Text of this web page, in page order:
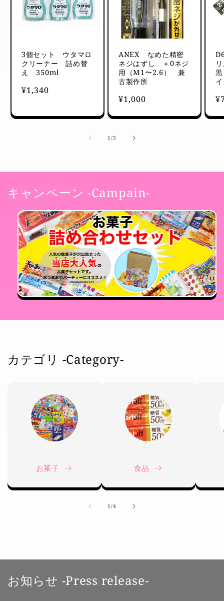
3個セット ウタマロ
クリーナー 詰め替
え 350ml
通
¥1,340
ANEX なめた精密
ネジはずし ＋0ネジ
用（M1〜2.6） 兼
古製作所
通
価
¥1,000
通
価
1/の
3
キャンペーン -Campain-
カテゴリ -Category-
お菓子 食品
1/の
4
お知らせ -Press release-